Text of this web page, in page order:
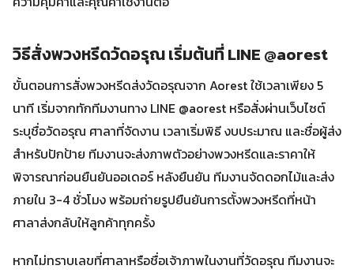
วิธีสั่งพวงหรีดวัดอรุณ เริ่มต้นที่ LINE @aorest
ขั้นตอนการสั่งพวงหรีดส่งวัดอรุณจาก Aorest ใช้เวลาเพียง 5
นาที เริ่มจากทักทีมงานทาง LINE @aorest หรือสั่งผ่านเว็บไซต์
ระบุชื่อวัดอรุณ ศาลาที่จัดงาน เวลาเริ่มพิธี งบประมาณ และชื่อผู้ส่ง
สำหรับปักป้าย ทีมงานจะส่งภาพตัวอย่างพวงหรีดและราคาให้
พิจารณาก่อนยืนยันออเดอร์ หลังยืนยัน ทีมงานจัดดอกไม้และส่ง
ภายใน 3-4 ชั่วโมง พร้อมถ่ายรูปยืนยันการตั้งพวงหรีดที่หน้า
ศาลาส่งกลับให้ลูกค้าทุกครั้ง
หากไม่ทราบเลขที่ศาลาหรือชื่อเจ้าภาพในงานที่วัดอรุณ ทีมงานจะ